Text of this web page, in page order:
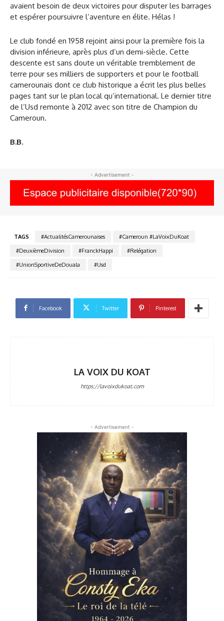
avaient besoin de deux victoires pour disputer les barrages
et espérer poursuivre l’aventure en élite. Hélas !
Le club fondé en 1958 rejoint ainsi pour la première fois la
division inférieure, après plus d’un demi-siècle. Cette
descente est sans doute un véritable tremblement de
terre pour ses milliers de supporters et pour le football
camerounais dont ce club historique a écrit les plus belles
pages tant sur le plan local qu’international. Le dernier titre
de l’Usd remonte à 2012 avec son titre de Champion du
Cameroun.
B.B.
- Advertisement -
TAGS #ActualitésCamerounaises
#Cameroun #LaVoixDuKoat
#DeuxièmeDivision
#FranckHappi
#Relégation
#UnionSportiveDeDouala
#Usd
Facebook Twitter Pinterest
LA VOIX DU KOAT
https://lavoixdukoat.com
- Advertisement -